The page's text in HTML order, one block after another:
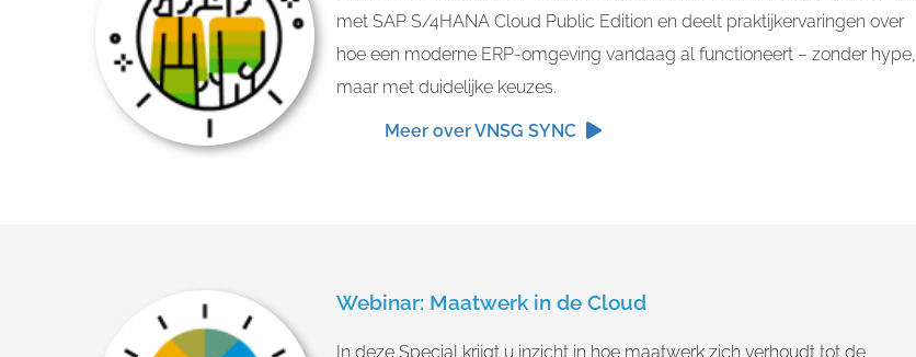
met SAP S/4HANA Cloud Public Edition en deelt praktijkervaringen over
hoe een moderne ERP-omgeving vandaag al functioneert – zonder hype,
maar met duidelijke keuzes.
Meer over VNSG SYNC
Webinar: Maatwerk in de Cloud
In deze Special krijgt u inzicht in hoe maatwerk zich verhoudt tot de